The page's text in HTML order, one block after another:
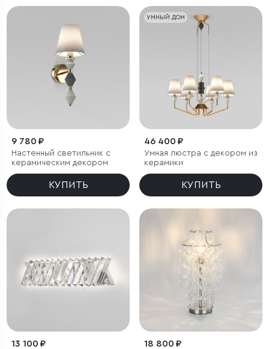
9 780 ₽
Настенный светильник с
керамическим декором
КУПИТЬ
УМНЫЙ ДОМ
46 400 ₽
Умная люстра с декором из
керамики
КУПИТЬ
13 100 ₽ 18 800 ₽